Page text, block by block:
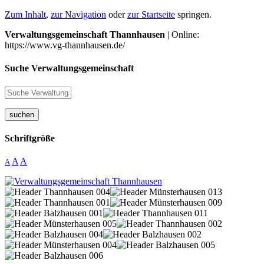
Zum Inhalt, zur Navigation oderzur Startseite springen.
Verwaltungsgemeinschaft Thannhausen | Online:
https://www.vg-thannhausen.de/
Suche Verwaltungsgemeinschaft
suchen
Schriftgröße
A A A